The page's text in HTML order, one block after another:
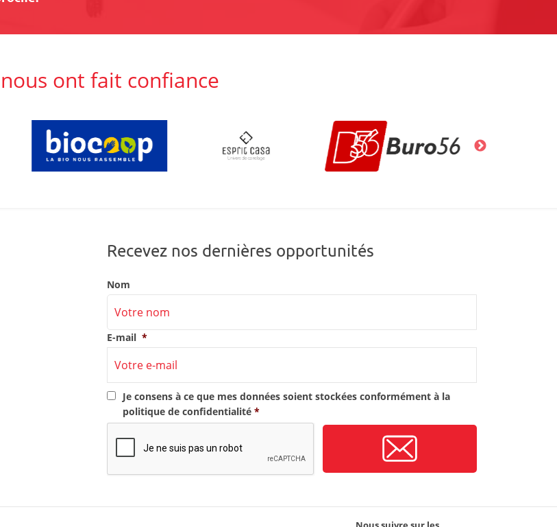
ont fait confiance
Recevez nos dernières opportunités
Nom
E-mail *
RGPD
Je consens à ce que mes données soient stockées conformément à la
politique de confidentialité *
CAPTCHA